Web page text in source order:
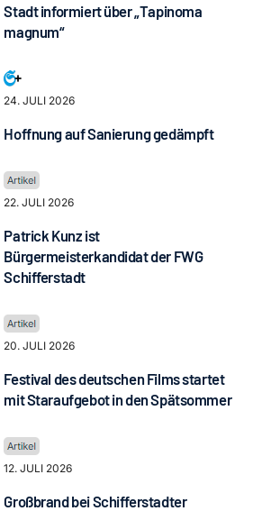
Stadt informiert über „Tapinoma
magnum“
24. JULI 2026
Hoffnung auf Sanierung gedämpft
22. JULI 2026
Patrick Kunz ist
Bürgermeisterkandidat der FWG
Schifferstadt
20. JULI 2026
Festival des deutschen Films startet
mit Staraufgebot in den Spätsommer
12. JULI 2026
Großbrand bei Schifferstadter